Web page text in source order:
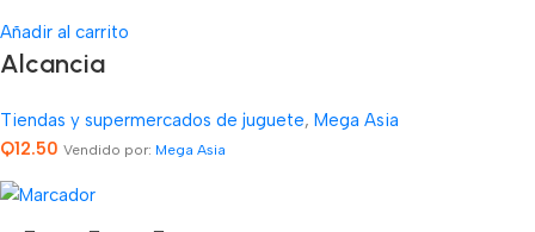
Añadir al carrito
Alcancia
Tiendas y supermercados de juguete, Mega Asia
Q12.50 Vendido por: Mega Asia